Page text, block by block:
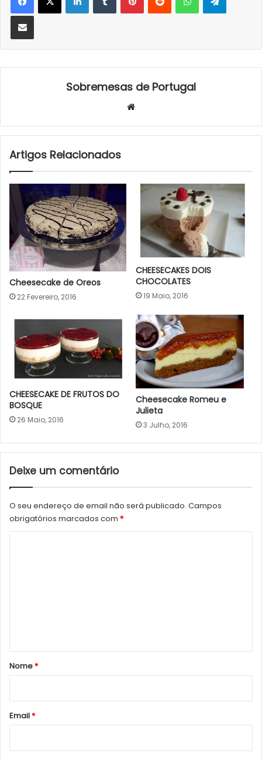
Partilhar Via Email
Sobremesas de Portugal
Artigos Relacionados
Cheesecake de Oreos
22 Fevereiro, 2016
CHEESECAKES DOIS
CHOCOLATES
19 Maio, 2016
CHEESECAKE DE FRUTOS DO
BOSQUE
26 Maio, 2016
Cheesecake Romeu e
Julieta
3 Julho, 2016
Deixe um comentário
O seu endereço de email não será publicado. Campos
obrigatórios marcados com *
r
*
Nome*
Email*